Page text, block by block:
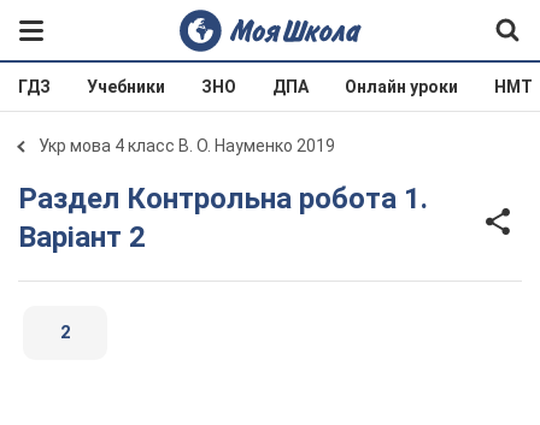
ГДЗ Учебники ЗНО ДПА Онлайн уроки НМТ
Укр мова 4 класс В. О. Науменко 2019
Раздел Контрольна робота 1.
Варіант 2
2